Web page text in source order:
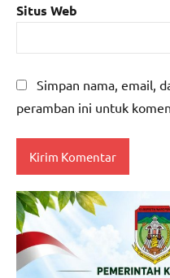
Situs Web
Simpan nama, email,
peramban ini untuk